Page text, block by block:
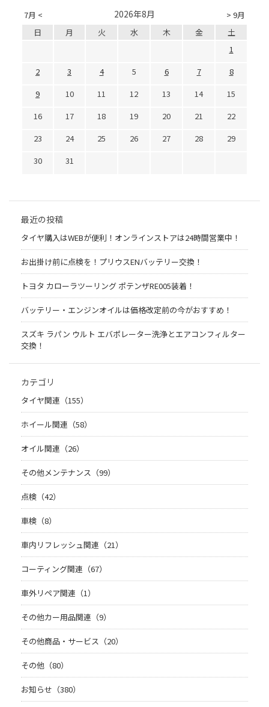
7月 < > 9月
2026年8月
日 月 火 水 木 金
土
1
2
3 4 5 6 7
8
9
10 11 12 13 14
15
16
17 18 19 20 21
22
23
24 25 26 27 28
29
30
31
最近の投稿
タイヤ購入はWEBが便利！オンラインストアは24時間営業中！
お出掛け前に点検を！プリウスENバッテリー交換！
トヨタ カローラツーリング ポテンザRE005装着！
バッテリー・エンジンオイルは価格改定前の今がおすすめ！
スズキ ラパン ウルト エバポレーター洗浄とエアコンフィルター
交換！
カテゴリ
タイヤ関連（155）
ホイール関連（58）
オイル関連（26）
その他メンテナンス（99）
点検（42）
車検（8）
車内リフレッシュ関連（21）
コーティング関連（67）
車外リペア関連（1）
その他カー用品関連（9）
その他商品・サービス（20）
その他（80）
お知らせ（380）